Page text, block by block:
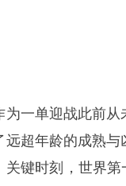
一单迎战此前从
超年龄的成熟与
键时刻，世界第